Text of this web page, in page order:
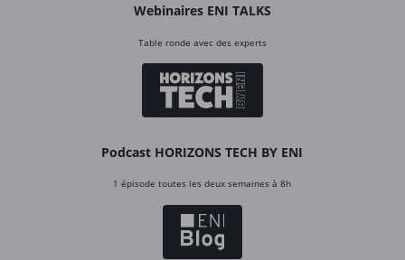
Webinaires ENI TALKS
Table ronde avec des experts
Podcast HORIZONS TECH BY ENI
1 épisode toutes les deux semaines à 8h